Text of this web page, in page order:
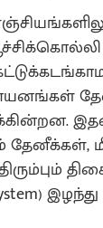
தேனீக்கள்,